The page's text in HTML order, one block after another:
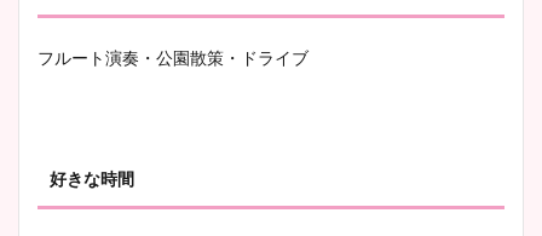
池谷実悠アナのメガネ画像が
フルート演奏・公園散策・ドライブ
好きな時間